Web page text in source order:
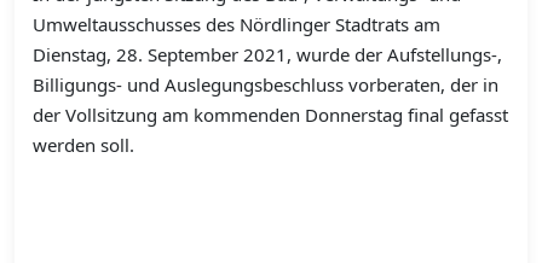
Umweltausschusses des Nördlinger Stadtrats am
Dienstag, 28. September 2021, wurde der Aufstellungs-,
Billigungs- und Auslegungsbeschluss vorberaten, der in
der Vollsitzung am kommenden Donnerstag final gefasst
werden soll.